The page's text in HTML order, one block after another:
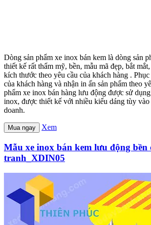
Dòng sản phẩm xe inox bán kem là dòng sản
thiết kế rất thẩm mỹ, bền, mẫu mã đẹp, bắt
kích thước theo yêu cầu của khách hàng .
của khách hàng và nhận in ấn sản phẩm theo
phẩm xe inox bán hàng lưu động được sử
inox, được thiết kế với nhiều kiểu dáng tùy
doanh.
Mua ngay Xem
Mẫu xe inox bán kem lưu động bền
tranh_XDIN05